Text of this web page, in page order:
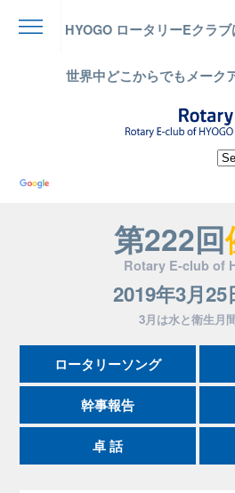
HYOGO ロータリーEクラ
世界中どこからでもメーク
第222回
Rotary E-club of
2019年3月25
3月は水と衛生月
ロータリーソング
幹事報告
卓 話